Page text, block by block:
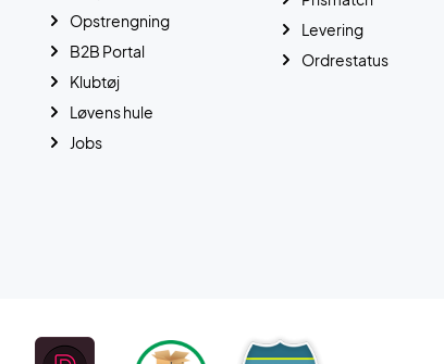
Levering
Ordrestatus
Opstrengning
B2B Portal
Klubtøj
Løvens hule
Jobs